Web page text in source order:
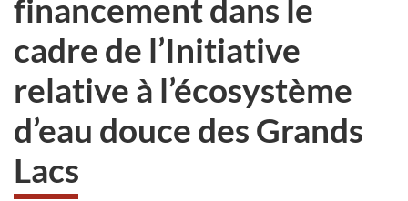
financement dans le
cadre de l’Initiative
relative à l’écosystème
d’eau douce des Grands
Lacs